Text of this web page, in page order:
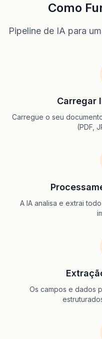
Como
Pipeline de IA para
Carregar
Carregue o seu
(PDF,
A IA analisa e extrai
Os campos e dados